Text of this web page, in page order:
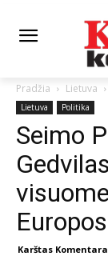
Pradžia Lietuva
Lietuva Politika
Seimo
Karštas